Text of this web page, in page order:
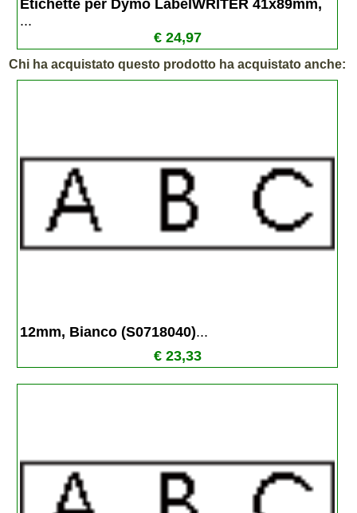
Etichette per Dymo LabelWRITER 41x89mm,
...
€ 24,97
Chi ha acquistato questo prodotto ha acquistato anche:
12mm, Bianco (S0718040)...
€ 23,33